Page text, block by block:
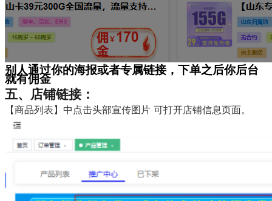
别人通过你的海报或者专属链接，下单之后你后台
就有佣金
五、店铺链接：
【商品列表】中点击头部宣传图片 可打开店铺信息页面。